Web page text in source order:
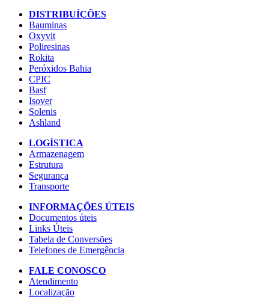
DISTRIBUÍÇÕES
Bauminas
Oxyvit
Poliresinas
Rokita
Peróxidos Bahia
CPIC
Basf
Isover
Solenis
Ashland
LOGÍSTICA
Armazenagem
Estrutura
Segurança
Transporte
INFORMAÇÕES ÚTEIS
Documentos úteis
Links Úteis
Tabela de Conversões
Telefones de Emergência
FALE CONOSCO
Atendimento
Localização